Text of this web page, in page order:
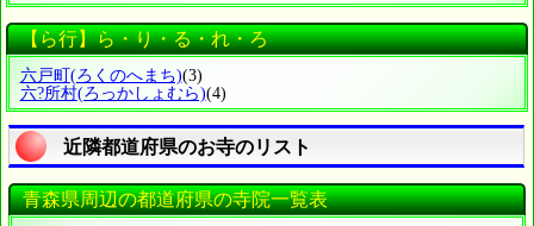
【ら行】ら・り・る・れ・ろ
六戸町 (ろくのへまち)(3)
六?所村(ろっかしょむら)(4)
近隣都道府県のお寺のリスト
青森県周辺の都道府県の寺院一覧表